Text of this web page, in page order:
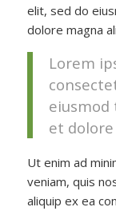
elit, sed do
dolore magna
Lorem
et
Ut enim ad
veniam, quis
aliquip ex ea